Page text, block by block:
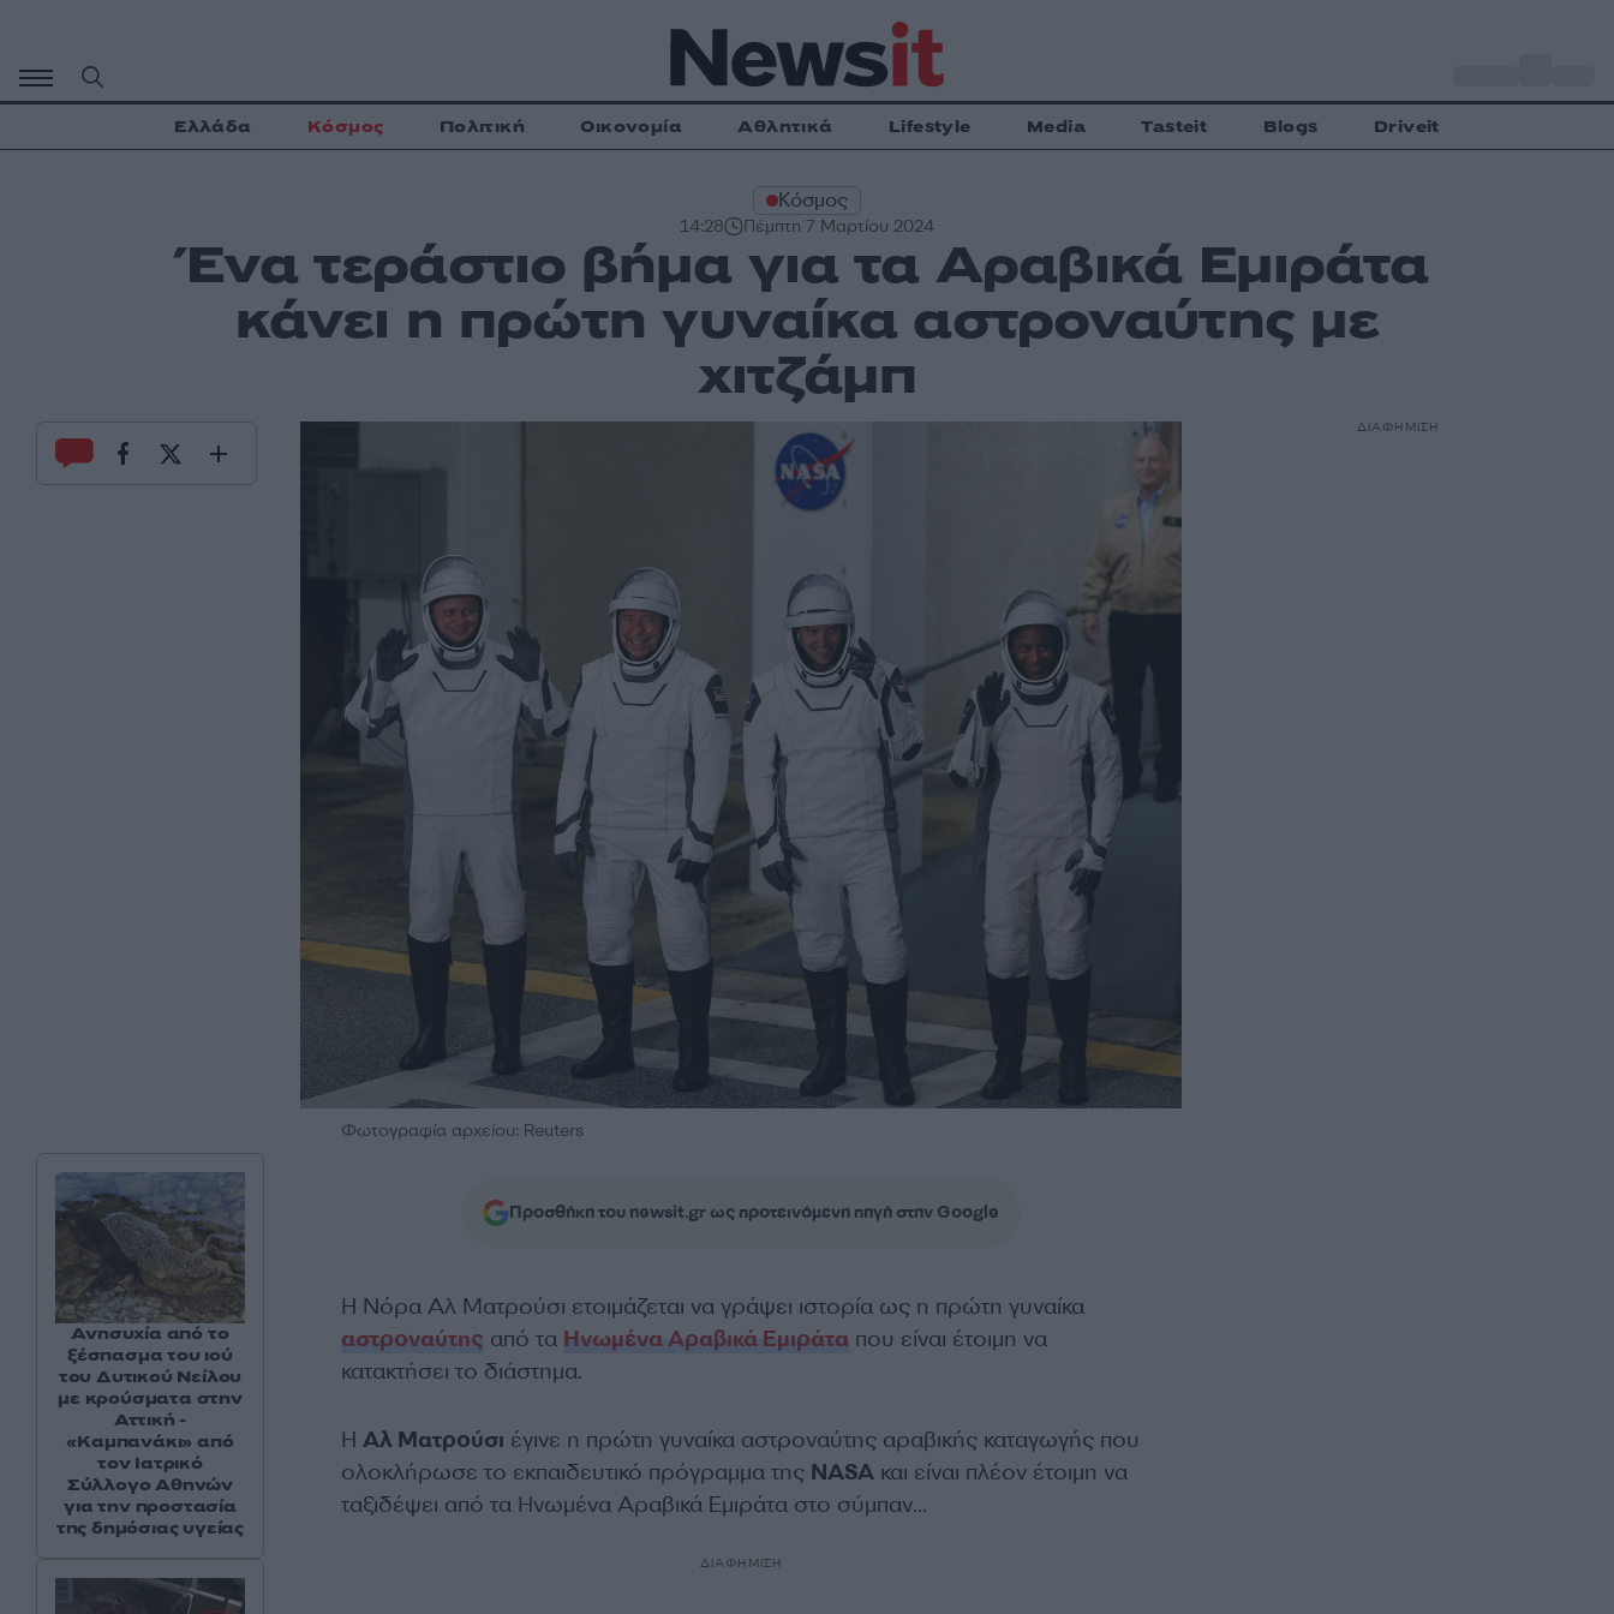
περιεχόμενο
Ελλάδα Κόσμος Πολιτική Οικονομία Αθλητικά Lifestyle Media Tasteit Blogs Driveit
Κόσμος
14:28 Πέμπτη 7 Μαρτίου 2024
Ένα τεράστιο βήμα για τα Αραβικά Εμιράτα
κάνει η πρώτη γυναίκα αστροναύτης με
χιτζάμπ
Φωτογραφία αρχείου: Reuters
Προσθήκη του newsit.gr ως προτεινόμενη πηγή στην Google
Η Νόρα Αλ Ματρούσι ετοιμάζεται να γράψει ιστορία ως η πρώτη γυναίκα
αστροναύτης από τα Ηνωμένα Αραβικά Εμιράταπου είναι έτοιμη να
κατακτήσει το διάστημα.
Η Αλ Ματρούσι έγινε η πρώτη γυναίκα αστροναύτης αραβικής καταγωγής που
ολοκλήρωσε το εκπαιδευτικό πρόγραμμα της NASAκαι είναι πλέον έτοιμη να
ταξιδέψει από τα Ηνωμένα Αραβικά Εμιράτα στο σύμπαν…
ΔΙΑΦΗΜΙΣΗ
Ανησυχία από το
ξέσπασμα του ιού
του Δυτικού Νείλου
με κρούσματα στην
Αττική -
«Καμπανάκι» από
τον Ιατρικό
Σύλλογο Αθηνών
για την προστασία
της δημόσιας υγείας
ΔΙΑΦΗΜΙΣΗ